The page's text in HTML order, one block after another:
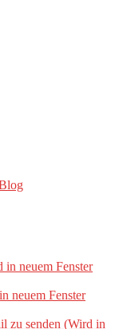
neuem Fenster
neuem Fenster
zu senden (Wird in